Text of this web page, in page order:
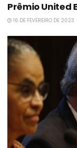
Prêmio United
16 DE FEVEREIRO DE 2023